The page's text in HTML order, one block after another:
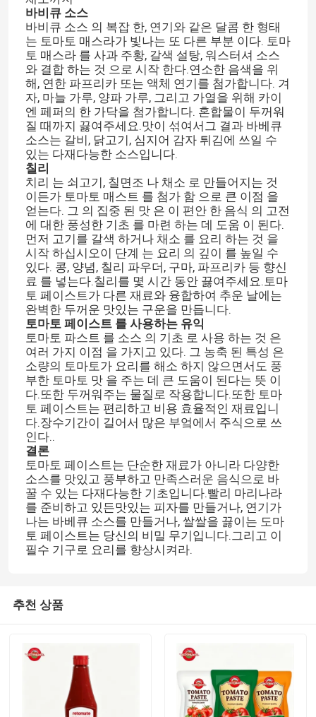
바비큐 소스
바비큐 소스 의 복잡 한, 연기와 같은 달콤 한 형태
는 토마토 매스라가 빛나는 또 다른 부분 이다. 토마
토 매스라 를 사과 주황, 갈색 설탕, 워스터셔 소스
와 결합 하는 것 으로 시작 한다.연소한 음색을 위
해, 연한 파프리카 또는 액체 연기를 첨가합니다. 겨
자, 마늘 가루, 양파 가루, 그리고 가열을 위해 카이
엔 페퍼의 한 가닥을 첨가합니다. 혼합물이 두꺼워
질 때까지 끓여주세요.맛이 섞여서그 결과 바베큐
소스는 갈비, 닭고기, 심지어 감자 튀김에 쓰일 수
있는 다재다능한 소스입니다.
칠리
치리 는 쇠고기, 칠면조 나 채소 로 만들어지는 것
이든가 토마토 매스트 를 첨가 함 으로 큰 이점 을
얻는다. 그 의 집중 된 맛 은 이 편안 한 음식 의 고전
에 대한 풍성한 기초 를 마련 하는 데 도움 이 된다.
먼저 고기를 갈색 하거나 채소 를 요리 하는 것 을
시작 하십시오이 단계 는 요리 의 깊이 를 높일 수
있다. 콩, 양념, 칠리 파우더, 구마, 파프리카 등 향신
료 를 넣는다.칠리를 몇 시간 동안 끓여주세요.토마
토 페이스트가 다른 재료와 융합하여 추운 날에는
완벽한 두꺼운 맛있는 구운을 만듭니다.
토마토 페이스트 를 사용하는 유익
토마토 파스트 를 소스 의 기초 로 사용 하는 것 은
여러 가지 이점 을 가지고 있다. 그 농축 된 특성 은
소량의 토마토가 요리를 해소 하지 않으면서도 풍
부한 토마토 맛 을 주는 데 큰 도움이 된다는 뜻 이
다.또한 두꺼워주는 물질로 작용합니다.또한 토마
토 페이스트는 편리하고 비용 효율적인 재료입니
다.장수기간이 길어서 많은 부엌에서 주식으로 쓰
인다..
결론
토마토 페이스트는 단순한 재료가 아니라 다양한
소스를 맛있고 풍부하고 만족스러운 음식으로 바
꿀 수 있는 다재다능한 기초입니다.빨리 마리나라
를 준비하고 있든맛있는 피자를 만들거나, 연기가
나는 바베큐 소스를 만들거나, 쌀쌀을 끓이는 도마
토 페이스트는 당신의 비밀 무기입니다.그리고 이
필수 기구로 요리를 향상시켜라.
추천 상품